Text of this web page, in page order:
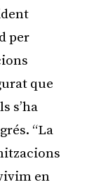
per
que
s’ha
“La
en